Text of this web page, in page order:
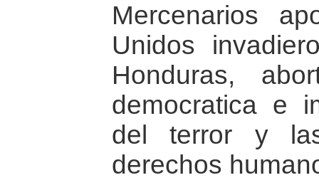
Mercenarios
Unidos
Honduras,
democratica e
del terror y
derechos